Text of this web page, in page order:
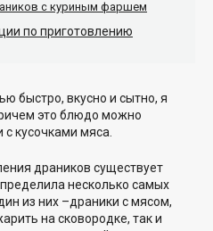
с куриным фаршем
по приготовлению
быстро, вкусно и сытно, я
это блюдо можно
с кусочками мяса.
драников существует
несколько самых
из них –драники с мясом,
на сковородке, так и